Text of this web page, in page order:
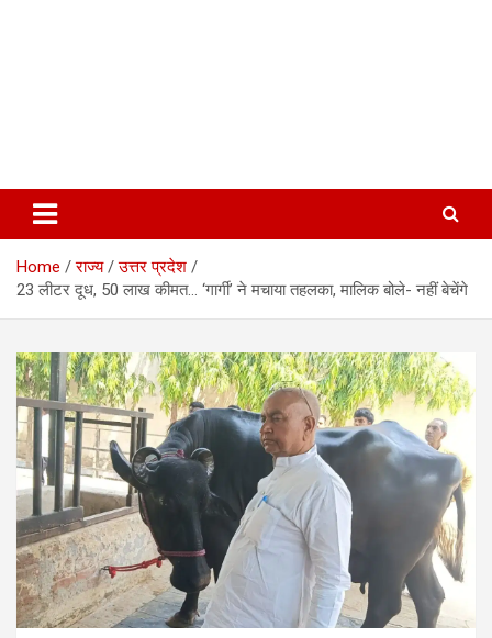
Home राज्य
उत्तर प्रदेश
23 लीटर दूध, 50 लाख कीमत… ‘गार्गी’ ने मचाया तहलका, मालिक बोले- नहीं बेचेंगे